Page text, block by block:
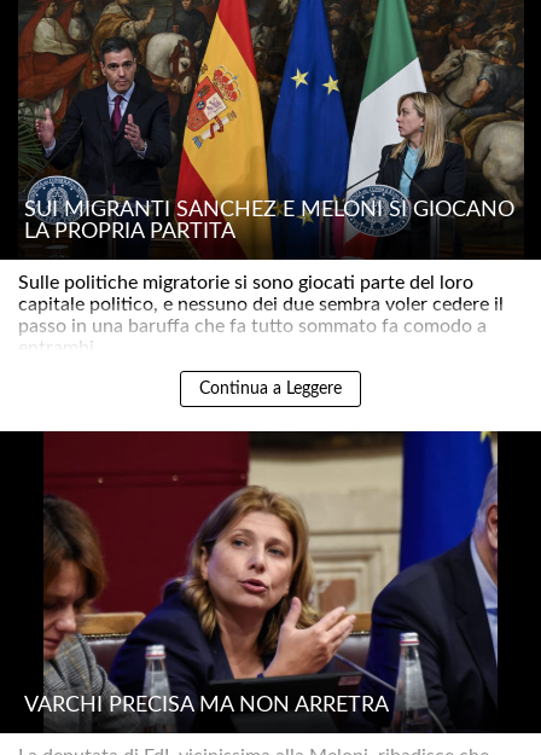
SUI MIGRANTI SÁNCHEZ E MELONI SI GIOCANO
LA PROPRIA PARTITA
Sulle politiche migratorie si sono giocati parte del loro
capitale politico, e nessuno dei due sembra voler cedere il
passo in una baruffa che fa tutto sommato fa comodo a
entrambi ..
Continua a Leggere
VARCHI PRECISA MA NON ARRETRA